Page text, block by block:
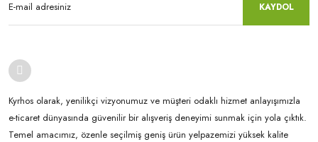
KAYDOL
Kyrhos olarak, yenilikçi vizyonumuz ve müşteri odaklı hizmet anlayışımızla
e-ticaret dünyasında güvenilir bir alışveriş deneyimi sunmak için yola çıktık.
Temel amacımız, özenle seçilmiş geniş ürün yelpazemizi yüksek kalite